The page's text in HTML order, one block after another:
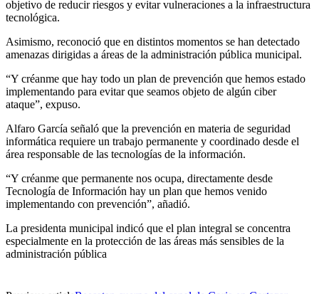
objetivo de reducir riesgos y evitar vulneraciones a la infraestructura
tecnológica.
Asimismo, reconoció que en distintos momentos se han detectado
amenazas dirigidas a áreas de la administración pública municipal.
“Y créanme que hay todo un plan de prevención que hemos estado
implementando para evitar que seamos objeto de algún ciber
ataque”, expuso.
Alfaro García señaló que la prevención en materia de seguridad
informática requiere un trabajo permanente y coordinado desde el
área responsable de las tecnologías de la información.
“Y créanme que permanente nos ocupa, directamente desde
Tecnología de Información hay un plan que hemos venido
implementando con prevención”, añadió.
La presidenta municipal indicó que el plan integral se concentra
especialmente en la protección de las áreas más sensibles de la
administración pública